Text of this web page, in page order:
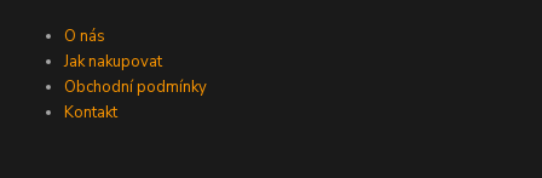
O nás
Jak nakupovat
Obchodní podmínky
Kontakt